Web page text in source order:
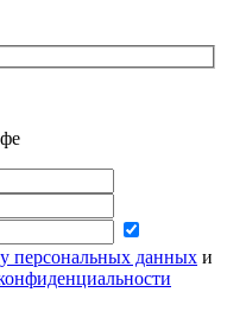
персональных данных и